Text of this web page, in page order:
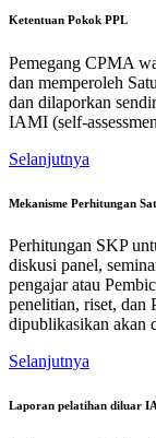
Ketentuan Pokok PPL
Pemegang CPMA
dan memperoleh
dan dilaporkan
IAMI (self-
Selanjutnya
Mekanisme Perhitungan
Perhitungan SKP
diskusi panel,
pengajar atau
penelitian, riset, dan
dipublikasikan akan
Selanjutnya
Laporan pelatihan diluar